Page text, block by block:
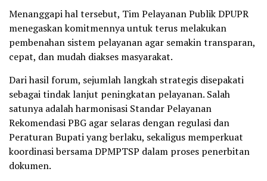
Menanggapi hal tersebut, Tim Pelayanan Publik DPUPR
menegaskan komitmennya untuk terus melakukan
pembenahan sistem pelayanan agar semakin transparan,
cepat, dan mudah diakses masyarakat.
Dari hasil forum, sejumlah langkah strategis disepakati
sebagai tindak lanjut peningkatan pelayanan. Salah
satunya adalah harmonisasi Standar Pelayanan
Rekomendasi PBG agar selaras dengan regulasi dan
Peraturan Bupati yang berlaku, sekaligus memperkuat
koordinasi bersama DPMPTSP dalam proses penerbitan
dokumen.